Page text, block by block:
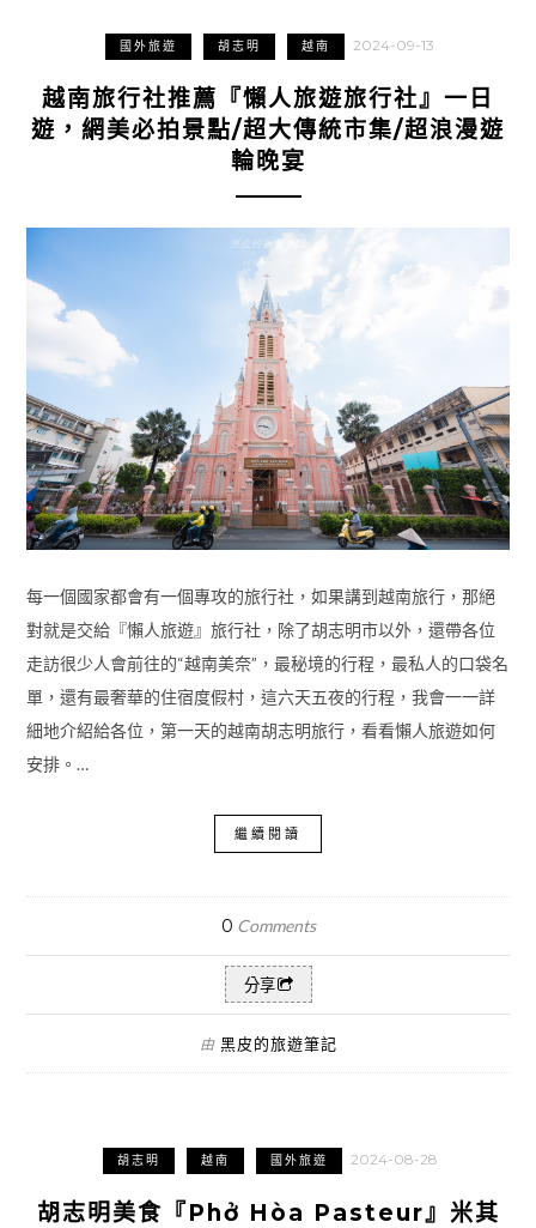
國外旅遊 胡志明 越南 2024-09-13
越南旅行社推薦『懶人旅遊旅行社』一日
遊，網美必拍景點/超大傳統市集/超浪漫遊
輪晚宴
每一個國家都會有一個專攻的旅行社，如果講到越南旅行，那絕
對就是交給『懶人旅遊』旅行社，除了胡志明市以外，還帶各位
走訪很少人會前往的“越南美奈”，最秘境的行程，最私人的口袋名
單，還有最奢華的住宿度假村，這六天五夜的行程，我會一一詳
細地介紹給各位，第一天的越南胡志明旅行，看看懶人旅遊如何
安排。…
繼續閱讀
0 Comments
分享
由 黑皮的旅遊筆記
胡志明 越南 國外旅遊 2024-08-28
胡志明美食『Phở Hòa Pasteur』米其